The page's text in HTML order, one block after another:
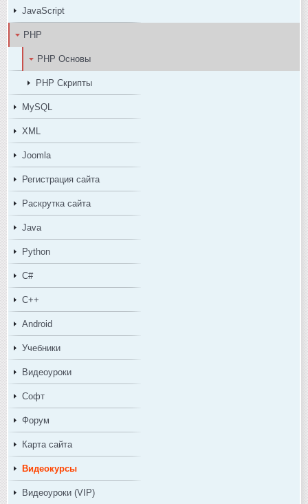
JavaScript
PHP
PHP Основы
PHP Скрипты
MySQL
XML
Joomla
Регистрация сайта
Раскрутка сайта
Java
Python
C#
C++
Android
Учебники
Видеоуроки
Софт
Форум
Карта сайта
Видеокурсы
Видеоуроки (VIP)